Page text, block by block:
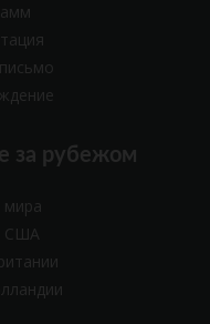
за рубежом
мира
США